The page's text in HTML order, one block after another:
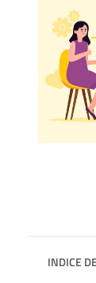
INDICE